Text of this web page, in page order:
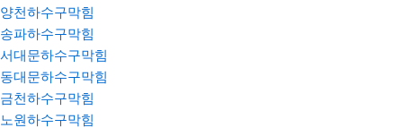
양천하수구막힘
송파하수구막힘
서대문하수구막힘
동대문하수구막힘
금천하수구막힘
노원하수구막힘